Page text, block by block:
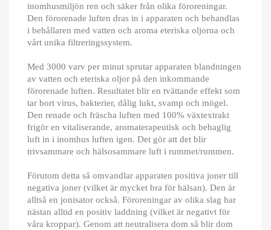
inomhusmiljön ren och säker från olika föroreningar.
Den förorenade luften dras in i apparaten och behandlas
i behållaren med vatten och aroma eteriska oljorna och
vårt unika filtreringssystem.
Med 3000 varv per minut sprutar apparaten blandningen
av vatten och eteriska oljor på den inkommande
förorenade luften. Resultatet blir en tvättande effekt som
tar bort virus, bakterier, dålig lukt, svamp och mögel.
Den renade och fräscha luften med 100% växtextrakt
frigör en vitaliserande, aromaterapeutisk och behaglig
luft in i inomhus luften igen. Det gör att det blir
trivsammare och hälsosammare luft i rummet/rummen.
Förutom detta så omvandlar apparaten positiva joner till
negativa joner (vilket är mycket bra för hälsan). Den är
alltså en jonisator också. Föroreningar av olika slag har
nästan alltid en positiv laddning (vilket är negativt för
våra kroppar). Genom att neutralisera dom så blir dom